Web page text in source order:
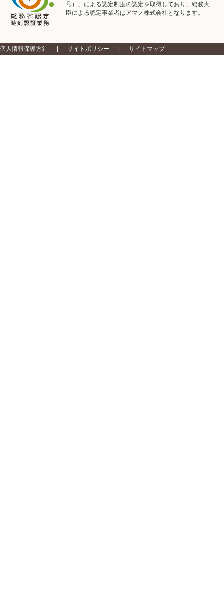
号）」による認定制度の認定を取得しており、総務大
臣による認定事業者はアマノ株式会社となります。
個人情報保護方針 サイトポリシー サイトマップ